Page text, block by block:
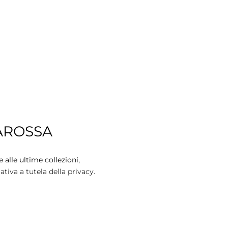
alle ultime collezioni,
a tutela della privacy.